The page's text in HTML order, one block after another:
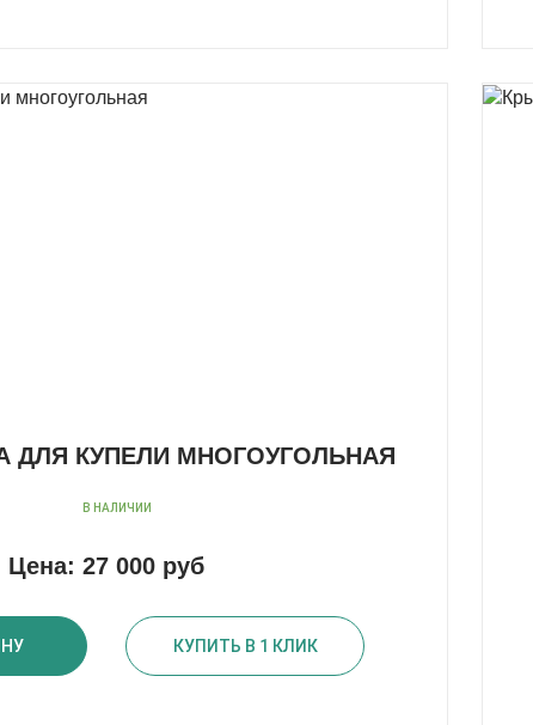
ДЛЯ КУПЕЛИ МНОГОУГОЛЬНАЯ
В НАЛИЧИИ
Цена: 27 000 руб
КУПИТЬ В 1 КЛИК